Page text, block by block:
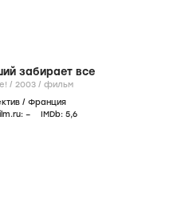
забирает все
Qui perd gagne! / 2003 / фильм
/ Франция
– IMDb: 5,6